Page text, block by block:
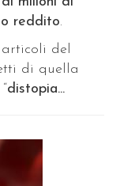
reddito.
del
di quella
distopia...